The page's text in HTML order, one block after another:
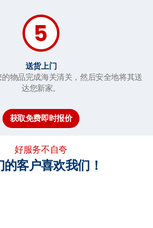
送货上门
物品完成海关清关，然后安全地将其送
达您新家。
获取免费即时报价
好服务不自夸
客户喜欢我们！